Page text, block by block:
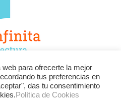
Instagram
Contacto
para ofrecerte la mejor
tus preferencias en
das tu consentimiento
Política de Cookies